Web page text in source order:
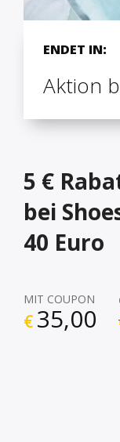
ENDET IN:
Aktion
5 €
bei
40 Euro
MIT COUPON
€ 35,00